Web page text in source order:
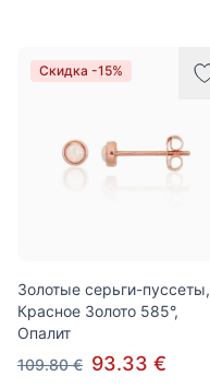
Скидка -15%
Золотые серьги-пуссеты,
Красное Золото 585°,
Опалит
109.80 € 93.33 €